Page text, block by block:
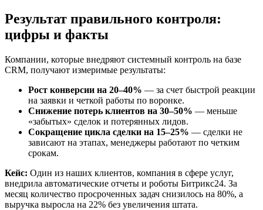
Результат правильного контроля:
цифры и факты
Компании, которые внедряют системный контроль на базе
CRM, получают измеримые результаты:
Рост конверсии на 20–40% — за счет быстрой реакции
на заявки и четкой работы по воронке.
Снижение потерь клиентов на 30–50% — меньше
«забытых» сделок и потерянных лидов.
Сокращение цикла сделки на 15–25% — сделки не
зависают на этапах, менеджеры работают по четким
срокам.
Кейс: Один из наших клиентов, компания в сфере услуг,
внедрила автоматические отчеты и роботы Битрикс24. За
месяц количество просроченных задач снизилось на 80%, а
выручка выросла на 22% без увеличения штата.